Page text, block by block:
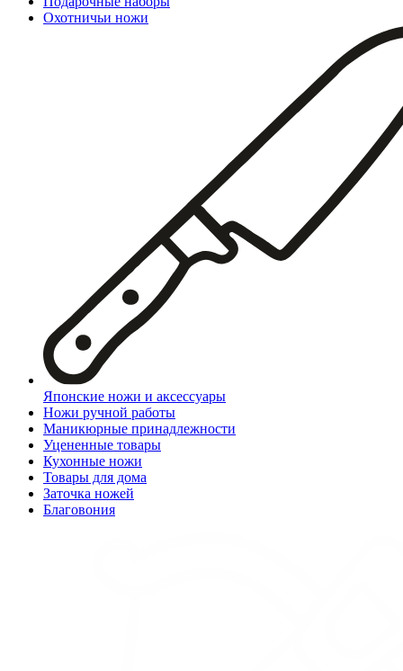
Охотничьи ножи
Японские ножи и аксессуары
Ножи ручной работы
Маникюрные принадлежности
Уцененные товары
Кухонные ножи
Товары для дома
Заточка ножей
Благовония